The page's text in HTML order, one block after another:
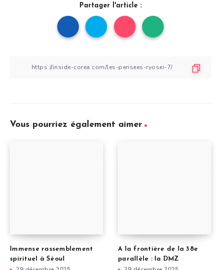
Partager l'article :
Vous pourriez également aimer
Immense rassemblement
spirituel à Séoul
A la frontière de la 38e
parallèle : la DMZ